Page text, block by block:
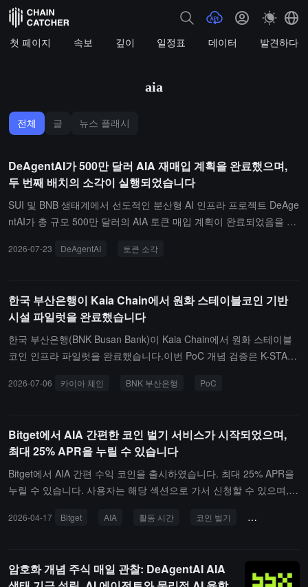
첫 페이지 속보 깊이 일정표 데이터 발견하다
aia
전체 글 뉴스 플래시
DeAgentAI가 500만 달러 AIA 재매입 계획을 완료했으며,
두 번째 배치의 소각이 실행되었습니다
SUI 및 BNB 생태계에서 선도적인 분산형 AI 인프라 프로젝트 DeAge
ntAI가 총 규모 500만 달러의 AIA 토큰 매입 계획이 완료되었음을 발
각되었으며, 이번 두 번째 소각에서 1000만 개의 AIA가 완료되어 총
점은 DeAgentAI가 분기별 소각 메커니즘을 공식적으로 시작했으며,
이후 분기별로 AIA 소각 계획을 지속적으로 실행할 것이라는 점입니
다. 이로 인해 디플레이션 메커니즘이 정상화 단계에 들어섰습니다.
매입 자금은 프로젝트 프로토콜 수익 및 자체 AI 거래 모델 수익에서
각 기록: 8G2MPM3sK7zEqax715HqLqAPzTvw6JV5yDUHepZ1Nycr
2026-07-23 DeAgentAI 토큰 소각
한국 부산은행이 Kaia Chain에서 원화 스테이블코인 기반
시설 파일럿을 완료했습니다
한국 부산은행(BNK Busan Bank)이 Kaia Chain에서 원화 스테이블
코인 인프라 파일럿을 완료했습니다.이번 PoC 개념 검증은 K-STAR
en Asset이 공동 참여하였으며, 테스트 결과 거래 성공률이 100%에
2026-07-06 카이아 체인 BNK 부산은행 PoC
Bitget에서 AIA 간편한 코인 벌기 서비스가 시작되었으며,
최대 25% APR을 누릴 수 있습니다
Bitget에서 AIA 간편 수익 코인을 출시하였습니다. 최대 25% APR을
누릴 수 있습니다. 사용자는 해당 섹션으로 가서 신청할 수 있으며,
세 정보는 Bitget 공식 플랫폼에서 확인할 수 있습니다.
2026-04-17 Bitget AIA 활동 시간 코인 벌기 25% APR
암호화 개념 주식 매일 관찰: DeAgentAI AIA